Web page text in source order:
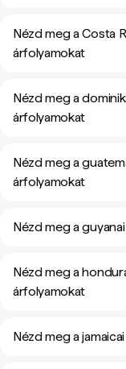
Nézd meg a Costa
árfolyamokat
Nézd meg a
árfolyamokat
Nézd meg a
árfolyamokat
Nézd meg a
Nézd meg a
árfolyamokat
Nézd meg a